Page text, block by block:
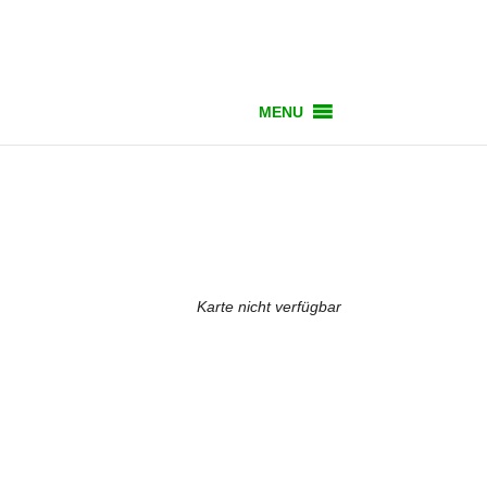
MENU
Karte nicht verfügbar